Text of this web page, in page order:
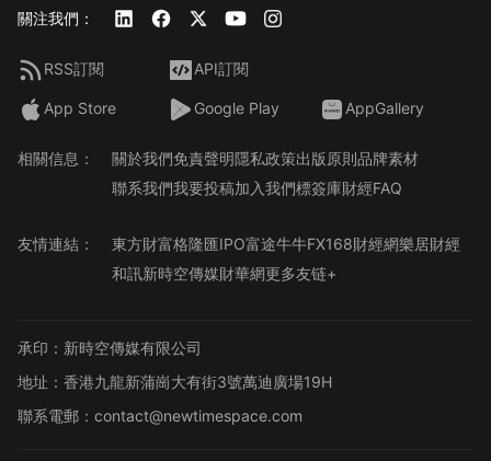
關注我們：
RSS訂閱 API訂閱
App Store Google Play AppGallery
相關信息： 關於我們免責聲明隱私政策出版原則品牌素材
聯系我們我要投稿加入我們標簽庫財經FAQ
友情連結： 東方財富格隆匯IPO富途牛牛FX168財經網樂居財經
和訊新時空傳媒財華網更多友链+
承印：新時空傳媒有限公司
地址：香港九龍新蒲崗大有街3號萬迪廣場19H
聯系電郵：contact@newtimespace.com